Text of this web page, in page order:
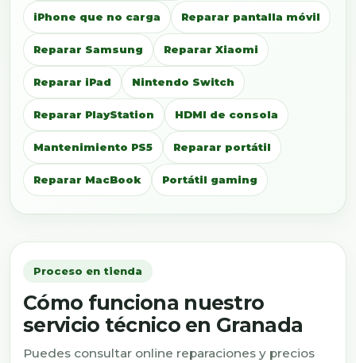
iPhone que no carga Reparar pantalla móvil
Reparar Samsung Reparar Xiaomi
Reparar iPad Nintendo Switch
Reparar PlayStation HDMI de consola
Mantenimiento PS5 Reparar portátil
Reparar MacBook Portátil gaming
Proceso en tienda
Cómo funciona nuestro
servicio técnico en Granada
Puedes consultar online reparaciones y precios